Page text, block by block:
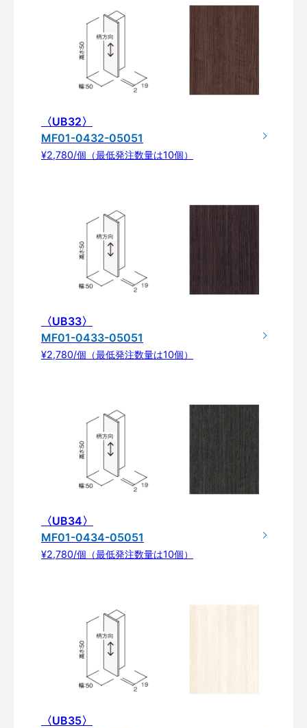
〈UB32〉
MF01-0432-05051
¥2,780/個（最低発注数量は10個）
〈UB33〉
MF01-0433-05051
¥2,780/個（最低発注数量は10個）
〈UB34〉
MF01-0434-05051
¥2,780/個（最低発注数量は10個）
〈UB35〉